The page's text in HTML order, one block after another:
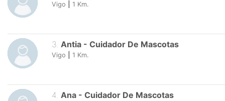
Vigo 1 Km.
3. Antia - Cuidador De Mascotas
Vigo 1 Km.
4. Ana - Cuidador De Mascotas